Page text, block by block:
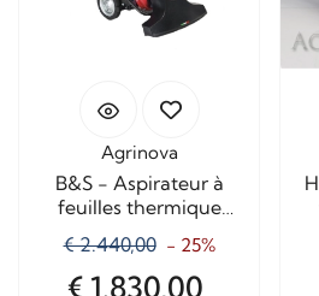
Agrinova
B&S - Aspirateur à
feuilles thermique
Oskar
€ 2.440,00 - 25%
€ 1.830,00